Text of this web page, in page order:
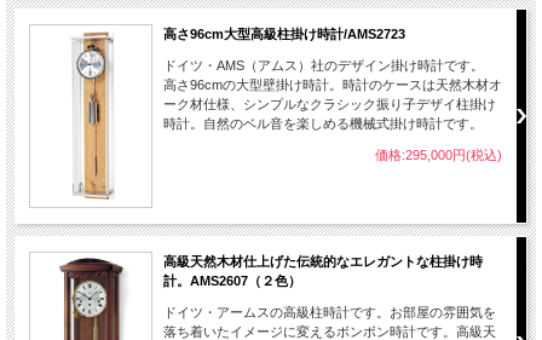
高さ96cm大型高級柱掛け時計/AMS2723
ドイツ・AMS（アムス）社のデザイン掛け時計です。
高さ96cmの大型壁掛け時計。時計のケースは天然木材オ
ーク材仕様、シンプルなクラシック振り子デザイ柱掛け
時計。自然のベル音を楽しめる機械式掛け時計です。
価格:295,000円(税込)
高級天然木材仕上げた伝統的なエレガントな柱掛け時
計。AMS2607（２色）
ドイツ・アームスの高級柱時計です。お部屋の雰囲気を
落ち着いたイメージに変えるボンボン時計です。高級天